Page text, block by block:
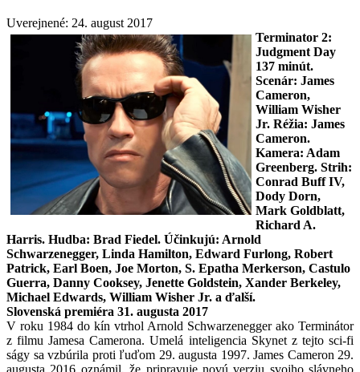
Uverejnené: 24. august 2017
Terminator 2:
Judgment Day
137 minút.
Scenár: James
Cameron,
William Wisher
Jr. Réžia: James
Cameron.
Kamera: Adam
Greenberg. Strih:
Conrad Buff IV,
Dody Dorn,
Mark Goldblatt,
Richard A.
Harris. Hudba: Brad Fiedel. Účinkujú: Arnold
Schwarzenegger, Linda Hamilton, Edward Furlong, Robert
Patrick, Earl Boen, Joe Morton, S. Epatha Merkerson, Castulo
Guerra, Danny Cooksey, Jenette Goldstein, Xander Berkeley,
Michael Edwards, William Wisher Jr. a ďalší.
Slovenská premiéra 31. augusta 2017
V roku 1984 do kín vtrhol Arnold Schwarzenegger ako Terminátor
z filmu Jamesa Camerona. Umelá inteligencia Skynet z tejto sci-fi
ságy sa vzbúrila proti ľuďom 29. augusta 1997. James Cameron 29.
augusta 2016 oznámil, že pripravuje novú verziu svojho slávneho